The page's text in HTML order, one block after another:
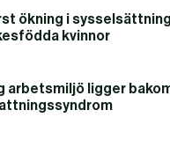
ökning i
kvinnor
arbetsmiljö ligger